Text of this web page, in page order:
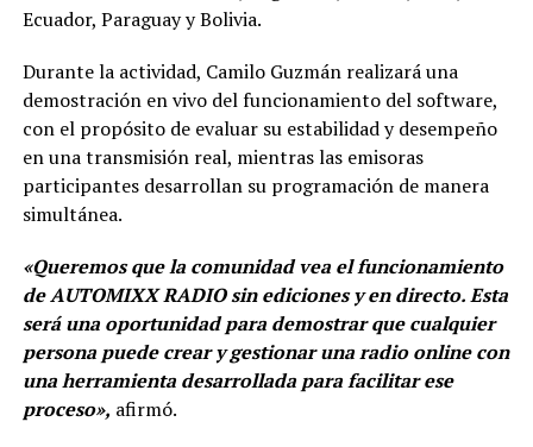
Ecuador, Paraguay y Bolivia.
Durante la actividad, Camilo Guzmán realizará una
demostración en vivo del funcionamiento del software,
con el propósito de evaluar su estabilidad y desempeño
en una transmisión real, mientras las emisoras
participantes desarrollan su programación de manera
simultánea.
«Queremos que la comunidad vea el funcionamiento
de AUTOMIXX RADIO sin ediciones y en directo. Esta
será una oportunidad para demostrar que cualquier
persona puede crear y gestionar una radio online con
una herramienta desarrollada para facilitar ese
proceso», afirmó.